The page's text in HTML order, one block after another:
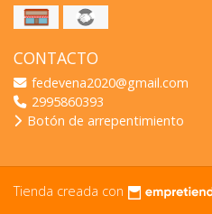
CONTACTO
fedevena2020@gmail.com
2995860393
Botón de arrepentimiento
Tienda creada con